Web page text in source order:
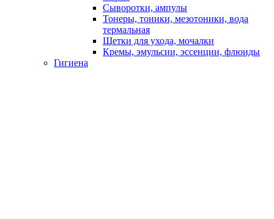
Сыворотки, ампулы
Тонеры, тоники, мезотоники, вода
термальная
Щетки для ухода, мочалки
Кремы, эмульсии, эссенции, флюиды
Гигиена